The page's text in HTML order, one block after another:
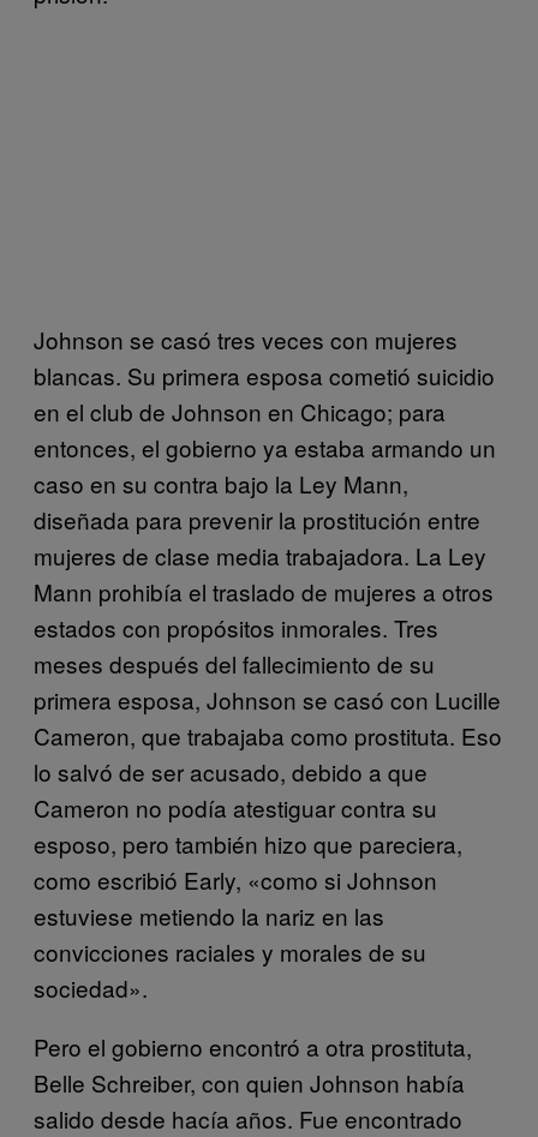
Johnson se casó tres veces con mujeres
blancas. Su primera esposa cometió suicidio
en el club de Johnson en Chicago; para
entonces, el gobierno ya estaba armando un
caso en su contra bajo la Ley Mann,
diseñada para prevenir la prostitución entre
mujeres de clase media trabajadora. La Ley
Mann prohibía el traslado de mujeres a otros
estados con propósitos inmorales. Tres
meses después del fallecimiento de su
primera esposa, Johnson se casó con Lucille
Cameron, que trabajaba como prostituta. Eso
lo salvó de ser acusado, debido a que
Cameron no podía atestiguar contra su
esposo, pero también hizo que pareciera,
como escribió Early, «como si Johnson
estuviese metiendo la nariz en las
convicciones raciales y morales de su
sociedad».
Pero el gobierno encontró a otra prostituta,
Belle Schreiber, con quien Johnson había
salido desde hacía años. Fue encontrado